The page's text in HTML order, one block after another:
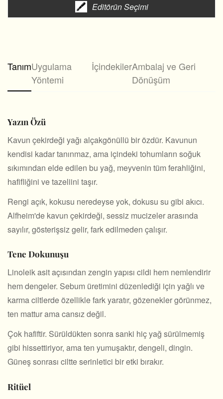
Editörün Seçimi
TanımUygulama
Yöntemi
İçindekilerAmbalaj ve Geri
Dönüşüm
Yazın Özü
Kavun çekirdeği yağı alçakgönüllü bir özdür. Kavunun
kendisi kadar tanınmaz, ama içindeki tohumların soğuk
sıkımından elde edilen bu yağ, meyvenin tüm ferahliğini,
hafifliğini ve tazeliini taşır.
Rengi açık, kokusu neredeyse yok, dokusu su gibi akıcı.
Alfheim'de kavun çekirdeği, sessiz mucizeler arasında
sayılır, gösterişsiz gelir, fark edilmeden çalışır.
Tene Dokunuşu
Linoleik asit açısından zengin yapısı cildi hem nemlendirir
hem dengeler. Sebum üretimini düzenlediği için yağlı ve
karma ciltlerde özellikle fark yaratır, gözenekler görünmez,
ten mattur ama cansız değil.
Çok hafiftir. Sürüldükten sonra sanki hiç yağ sürülmemiş
gibi hissettiriyor, ama ten yumuşaktır, dengeli, dingin.
Güneş sonrası ciltte serinletici bir etki bırakır.
Ritüel